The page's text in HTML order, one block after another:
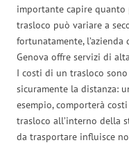
importante capire quanto
trasloco può variare a
fortunatamente,
Genova offre servizi di
I costi di un trasloco
sicuramente la distanza:
esempio, comporterà
trasloco all’interno della
da trasportare influisce